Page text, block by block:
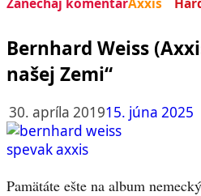
Bernhard Weiss
našej Zemi“
30. apríla 201915. júna 2025
Pamätáte ešte na album